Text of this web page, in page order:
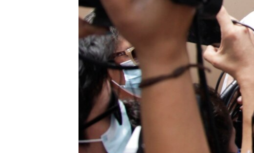
LOS SANTOS DE HIALEAH
DESINFORMACIÓN RUSA EN
LA INVASIÓN DE RUSIA A UCRANIA